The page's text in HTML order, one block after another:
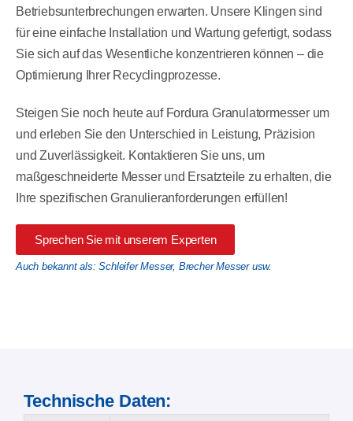
Betriebsunterbrechungen erwarten. Unsere Klingen sind
für eine einfache Installation und Wartung gefertigt, sodass
Sie sich auf das Wesentliche konzentrieren können – die
Optimierung Ihrer Recyclingprozesse.
Steigen Sie noch heute auf Fordura Granulatormesser um
und erleben Sie den Unterschied in Leistung, Präzision
und Zuverlässigkeit. Kontaktieren Sie uns, um
maßgeschneiderte Messer und Ersatzteile zu erhalten, die
Ihre spezifischen Granulieranforderungen erfüllen!
Sprechen Sie mit unserem Experten
Auch bekannt als: Schleifer Messer, Brecher Messer usw.
Technische Daten: